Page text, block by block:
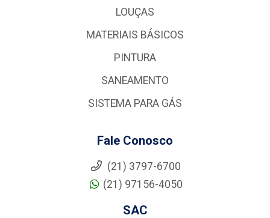
LOUÇAS
MATERIAIS BÁSICOS
PINTURA
SANEAMENTO
SISTEMA PARA GÁS
Fale Conosco
(21) 3797-6700
(21) 97156-4050
SAC